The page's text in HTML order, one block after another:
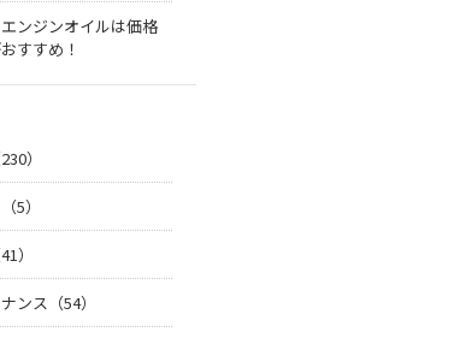
ンジンオイルは価格
すすめ！
）
5）
）
ンス（54）